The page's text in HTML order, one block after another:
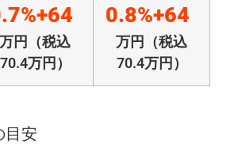
万円（税込
70.4万円）
0.8%+64
万円（税込
70.4万円）
目安